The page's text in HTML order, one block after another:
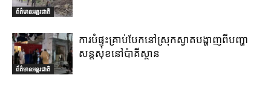
ព័ត៌មានអន្តរជាតិ
ព័ត៌មានអន្តរជាតិ
ការបំផ្ទុះគ្រាប់បែកនៅស្រុកស្វាតបង្ហាញពីបញ្ហា
សន្តសុខនៅប៉ាគីស្ថាន